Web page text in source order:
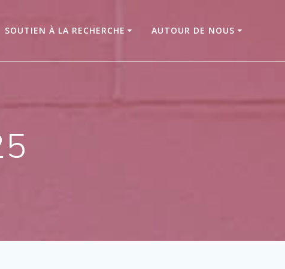
SOUTIEN À LA RECHERCHE AUTOUR DE NOUS